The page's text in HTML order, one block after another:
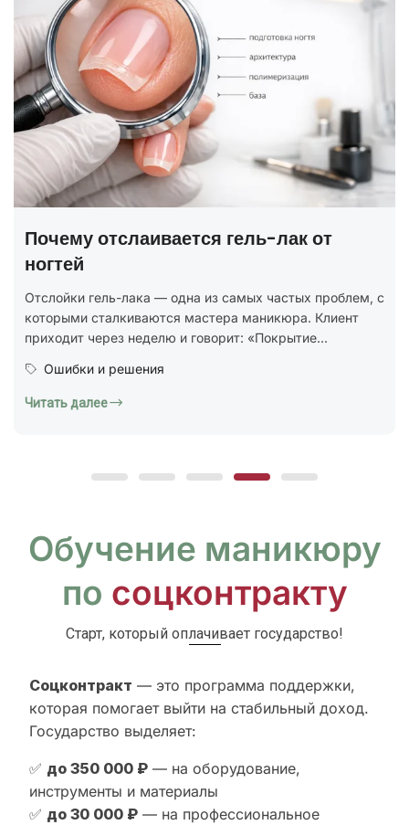
ГОСТ на маникюр Р 72319-2025 —
В 2025 году был утверждён новый национальный
стандарт ГОСТ Р 72319-2025 «Услуги бытовые.
Ногтевой сервис. Карты типовых технологических
процессов. Общие...
Юридическая грамотность
Обучение маникюру
по соцконтракту
Старт, который оплачивает государство!
Соцконтракт — это программа поддержки,
которая помогает выйти на стабильный доход.
Государство выделяет:
✅ до 350 000 ₽ — на оборудование,
инструменты и материалы
✅ до 30 000 ₽ — на профессиональное